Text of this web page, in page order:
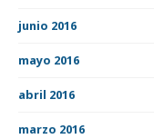
junio 2016
mayo 2016
abril 2016
marzo 2016